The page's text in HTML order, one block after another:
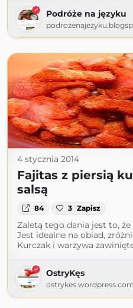
Podróże na języku
4 stycznia 2014
Fajitas z piersią
salsą
84 3 Zapisz
Zaletą tego dania jest to, że
Jest idealne na obiad,
Kurczak i warzywa
OstryKęs
ostrykes.wordpress.com